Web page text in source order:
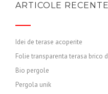
ARTICOLE RECENTE
Idei de terase acoperite
Folie transparenta terasa brico
Bio pergole
Pergola unik